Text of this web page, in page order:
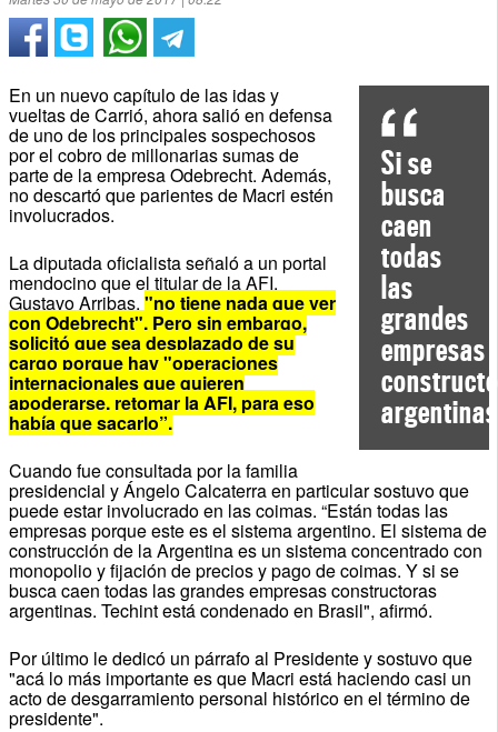
Si se
busca
caen
todas
las
grandes
empresas
argentinas
En un nuevo capítulo de las idas y
vueltas de Carrió, ahora salió en defensa
de uno de los principales sospechosos
por el cobro de millonarias sumas de
parte de la empresa Odebrecht. Además,
no descartó que parientes de Macri estén
involucrados.
La diputada oficialista señaló a un portal
mendocino que el titular de la AFI,
Gustavo Arribas, "no tiene nada que ver
con Odebrecht". Pero sin embargo,
solicitó que sea desplazado de su
cargo porque hay "operaciones
internacionales que quieren
apoderarse, retomar la AFI, para eso
había que sacarlo”.
Cuando fue consultada por la familia
presidencial y Ángelo Calcaterra en particular sostuvo que
puede estar involucrado en las coimas. “Están todas las
empresas porque este es el sistema argentino. El sistema de
construcción de la Argentina es un sistema concentrado con
monopolio y fijación de precios y pago de coimas. Y si se
busca caen todas las grandes empresas constructoras
argentinas. Techint está condenado en Brasil", afirmó.
Por último le dedicó un párrafo al Presidente y sostuvo que
"acá lo más importante es que Macri está haciendo casi un
acto de desgarramiento personal histórico en el término de
presidente".